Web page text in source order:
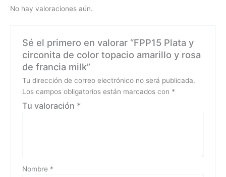
No hay valoraciones aún.
Sé el primero en valorar “FPP15 Plata y
circonita de color topacio amarillo y rosa
de francia milk”
Tu dirección de correo electrónico no será publicada.
Los campos obligatorios están marcados con *
Tu valoración *
Nombre *